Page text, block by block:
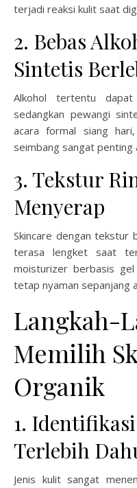
terjadi reaksi kulit saat
2. Bebas
Sintetis
Alkohol tertentu
sedangkan pewangi
acara formal siang
seimbang sangat
3. Tekstur
Menyerap
Skincare dengan tekstur
terasa lengket saat
moisturizer berbasis
tetap nyaman sepanjang
Langkah-
Memilih
Organik
1.
Terlebih
Jenis kulit sangat